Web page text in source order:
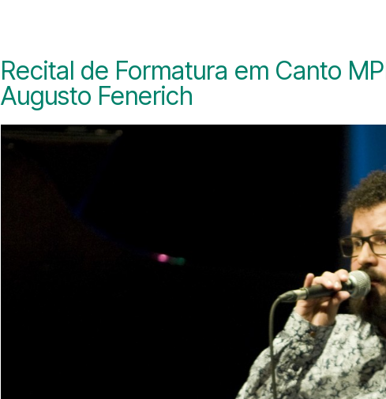
Recital de Formatura em Canto
Augusto Fenerich